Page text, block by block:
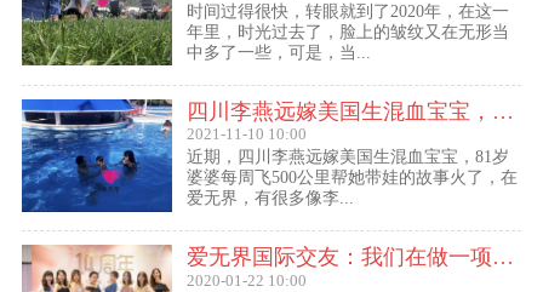
时间过得很快，转眼就到了2020年，在这一
年里，时光过去了，脸上的皱纹又在无形当
中多了一些，可是，当...
四川李燕远嫁美国生混血宝宝，这些跨国交友的真实故事可能你还没听过！
2021-11-10 10:00
近期，四川李燕远嫁美国生混血宝宝，81岁
婆婆每周飞500公里帮她带娃的故事火了，在
爱无界，有很多像李...
爱无界国际交友：我们在做一项关于女人幸福的事业
2020-01-22 10:00